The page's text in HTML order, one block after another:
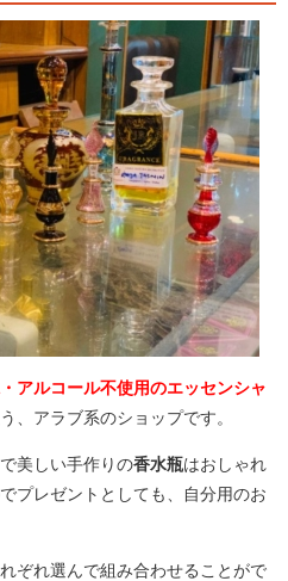
アルコール不使用のエッセンシャ
、アラブ系のショップです。
美しい手作りの香水瓶はおしゃれ
プレゼントとしても、自分用のお
ぞれ選んで組み合わせることがで